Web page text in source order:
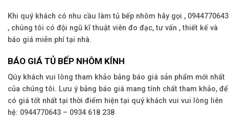
Khi quý khách có nhu cầu làm tủ bếp nhôm hãy gọi , 0944770643
, chúng tôi có đội ngũ kĩ thuật viên đo đạc, tư vấn , thiết kế và
báo giá miễn phí tại nhà.
BÁO GIÁ TỦ BẾP NHÔM KÍNH
Qúy khách vui lòng tham khảo bảng báo giá sản phẩm mới nhất
của chúng tôi. Lưu ý bảng báo giá mang tính chất tham khảo, để
có giá tốt nhất tại thời điểm hiện tại quý khách vui vui lòng liên
hệ: 0944770643 – 0934 618 238